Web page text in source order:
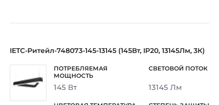
IETC-Ритейл-748073-145-13145 (145Вт, IP20, 13145Лм, 3К)
145 Вт 13145 Лм